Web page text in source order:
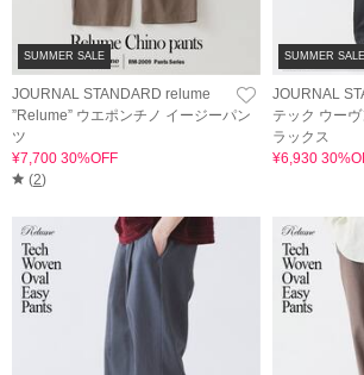
SUMMER SALE
JOURNAL STANDARD relume
”Relume” ウエポンチノ イージーパン
ツ
¥7,700 30%OFF
(2)
SUMMER SALE
JOURNAL
テック ウー
ラックス
¥6,930